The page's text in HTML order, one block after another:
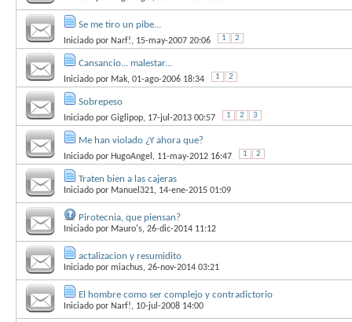
Se me tiro un pibe...
Iniciado por Narf!, 15-may-2007 20:06 1 2
Cansancio... malestar...
Iniciado por Mak, 01-ago-2006 18:34 1 2
Sobrepeso
Iniciado por Giglipop, 17-jul-2013 00:57 1 2 3
Me han violado ¿Y ahora que?
Iniciado por HugoAngel , 11-may-2012 16:47 1 2
Traten bien a las cajeras
Iniciado por Manuel321, 14-ene-2015 01:09
Pirotecnia, que piensan?
Iniciado por Mauro's, 26-dic-2014 11:12
actalizacion y resumidito
Iniciado por miachus, 26-nov-2014 03:21
El hombre como ser complejo y contradictorio
Iniciado por Narf!, 10-jul-2008 14:00